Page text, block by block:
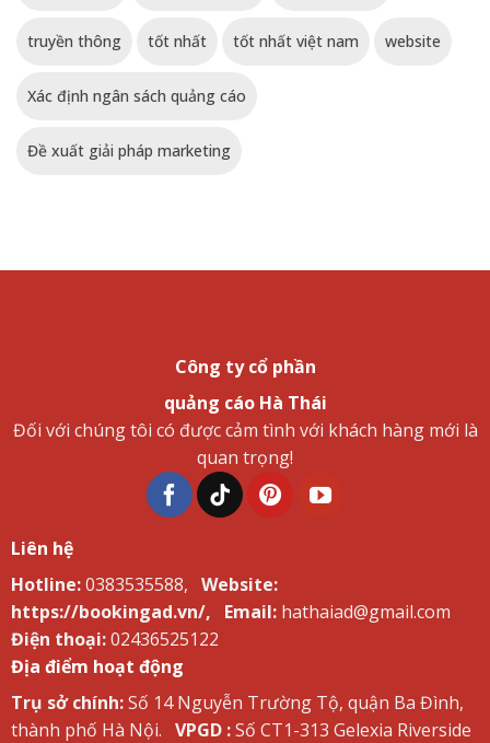
truyền thông tốt nhất tốt nhất việt nam website
Xác định ngân sách quảng cáo
Đề xuất giải pháp marketing
Công ty cổ phần
quảng cáo Hà Thái
Đối với chúng tôi có được cảm tình với khách hàng mới là
quan trọng!
Liên hệ
Hotline:0383535588, Website:
https://bookingad.vn/,
Email: hathaiad@gmail.com
Điện thoại:02436525122
Địa điểm hoạt động
Trụ sở chính:Số 14 Nguyễn Trường Tộ, quận Ba Đình,
thành phố Hà Nội. VPGD :Số CT1-313 Gelexia Riverside